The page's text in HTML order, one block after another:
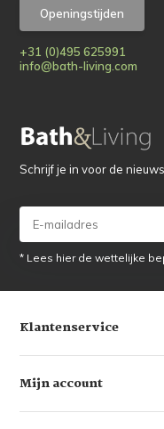
Openingstijden
+31 (0)495 625991
info@bath-living.com
Schrijf je in voor de
* Lees hier de wettelijke
Klantenservice
Mijn account